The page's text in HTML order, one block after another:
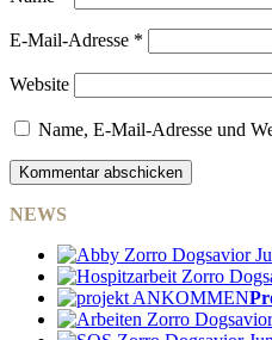
E-Mail-Adresse *
Website
Name, E-Mail-Adresse und
NEWS